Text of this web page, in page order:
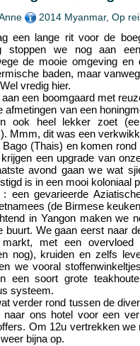
2014 Myanmar, Op
een lange rit voor de
stoppen we nog aan
de mooie omgeving en
baden, maar
vredig hier.
een boomgaard met
afmetingen van een
ook heel lekker zoet
Mmm, dit was een
(Thais) en komen
een upgrade van
avond gaan we wat
is in een mooi koloniaal
een gevarieerde
(de Birmese
in Yangon maken we
buurt. We gaan eerst naar
markt, met een
nog), kruiden en zelfs
we vooral
een soort grote
systeem.
verder rond tussen de
ons hotel voor een
Om 12u vertrekken we
bijna op.